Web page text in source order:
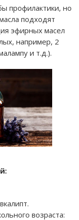
профилактики, но
подходят
эфирных масел
например, 2
и т.д.).
возраста: